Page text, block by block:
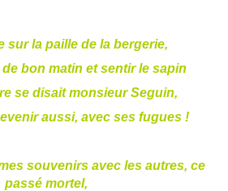
sur la paille de la bergerie,
bon matin et sentir le sapin
se disait monsieur Seguin,
aussi, avec ses fugues !
souvenirs avec les autres, ce
passé mortel,